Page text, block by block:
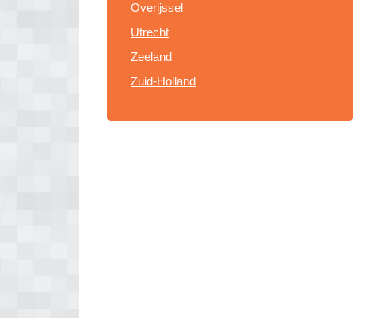
Overijssel
Utrecht
Zeeland
Zuid-Holland